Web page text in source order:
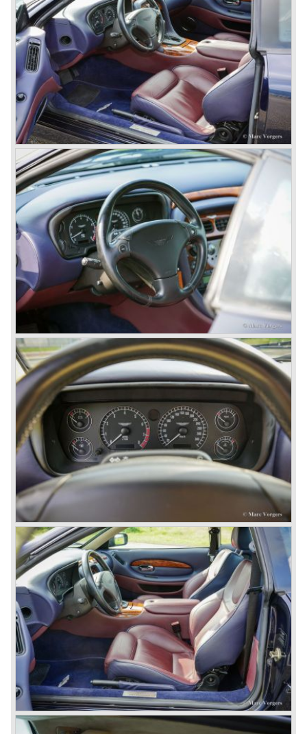
(numbers built): DBS V8 1969-1972 (402 cars), V8 series
2 1972-1973 (288 cars), V8 series 3 1973-1978 (967
cars), V8 series 4 "Oscar India" specification 1978-1985
(352 cars), V8 series 5 1986-1989 (405 cars).
The Ford years: Virage / Vantage / V8 coupe / DB7
In the year 1988 Aston Martin was taken over by Ford
Motor Company. As soon as 1989 the old V8 was
succeeded by the Aston Martin Virage. The Virage was
accompanied by the top-of-the-line Vantage in 1993. The
Vantage was powered by a 550 bhp V8 engine giving the
car a top speed of 320 km/h! In 1998 the most potent
Vantage was presented: the V600 with 600 bhp on tap!
In 1994 the modern Aston Martin DB7 was introduced.
The DB 7 was technically developed in cooperation with
Jaguar who introduced the XK8 as a result of the fruitful
gathering. The six cylinder DB7 was built in a new factory
in Bloxham. The DB7 given a position under the fully hand
built Vantage which remained the top model. In the year
1996 the Virage was discontinued. To replace the Virage
Aston Martin introduced a detuned Vantage: the Aston
Martin V8 coupe. In the V8 coupe the V8 engine delivered
349 bhp giving the car a top speed of 242 km/u. The Aston
Martin V8 coupe was delivered with automatic 4-speed
transmission only, a fantastic and relaxing GT!
Just like the classic Astons the younger versions are also
very rare and exclusive. From 1989 until 1995 Aston
Martin built 365 Virages. From 1993 until 2000 Aston
Martin built 280 Vantage models. From 1996 until 1999
only 101 Aston Martin V8 coupe cars were built. As you
see the Virage, Vantage and especially the V8 coupe are
really scarce cars. The Aston Martin DB7 would become
the best sold Aston until that day, from 1994 until 2004
7000 DB7's left the factory in Bloxham! The DB7 was
succeeded by the Aston Martin DB9.
© Marc Vorgers